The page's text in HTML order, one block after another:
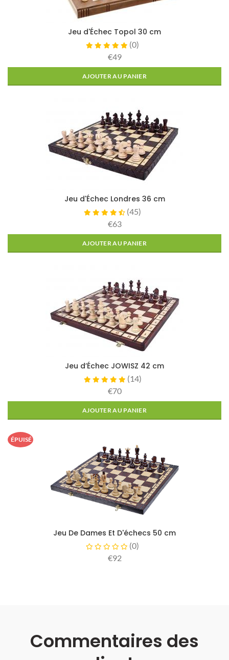
Jeu d'Échec Topol 30 cm
(0)
€49
AJOUTER AU PANIER
Jeu d'Échec Londres 36 cm
(45)
€63
AJOUTER AU PANIER
Jeu d’Échec JOWISZ 42 cm
(14)
€70
AJOUTER AU PANIER
ÉPUISÉ
Jeu De Dames Et D'échecs 50 cm
(0)
€92
Commentaires des